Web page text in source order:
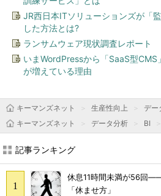
JR西日本ITソリューションズが「
した方法とは?
ランサムウェア現状調査レポート
いまWordPressから「SaaS型
が増えている理由
キーマンズネット 生産性向上 デー
キーマンズネット
データ分析 BI
記事ランキング
休息11時間未満が56回
「休ませ方」